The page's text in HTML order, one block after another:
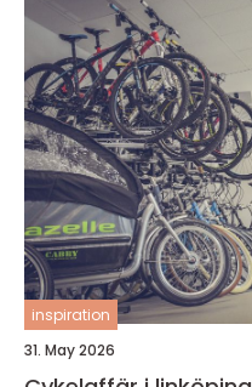
inspiration
31. May 2026